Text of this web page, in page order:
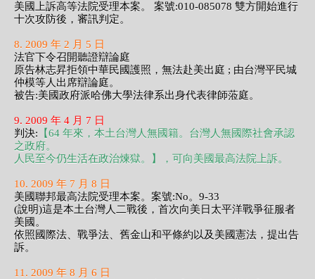
美國上訴高等法院受理本案。 案號:010-085078 雙方開始進行
十次攻防後，審訊判定。
8. 2009 年 2 月 5 日
法官下令召開聽證辯論庭
原告林志昇拒領中華民國護照，無法赴美出庭 ; 由台灣平民城
仲模等人出席辯論庭。
被告:美國政府派哈佛大學法律系出身代表律師蒞庭。
9. 2009 年 4 月 7 日
判決: 【64 年來，本土台灣人無國籍。台灣人無國際社會承認
之政府。
人民至今仍生活在政治煉獄。】，可向美國最高法院上訴。
10. 2009 年 7 月 8 日
美國聯邦最高法院受理本案。案號:No。9-33
(說明)這是本土台灣人二戰後，首次向美日太平洋戰爭征服者
美國。
依照國際法、戰爭法、舊金山和平條約以及美國憲法，提出告
訴。
11. 2009 年 8 月 6 日